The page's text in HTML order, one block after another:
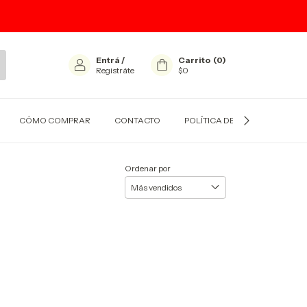
Entrá /
Registráte
Carrito (0)
$0
CÓMO COMPRAR CONTACTO POLÍTICA DE CAMBIOS
Ordenar por